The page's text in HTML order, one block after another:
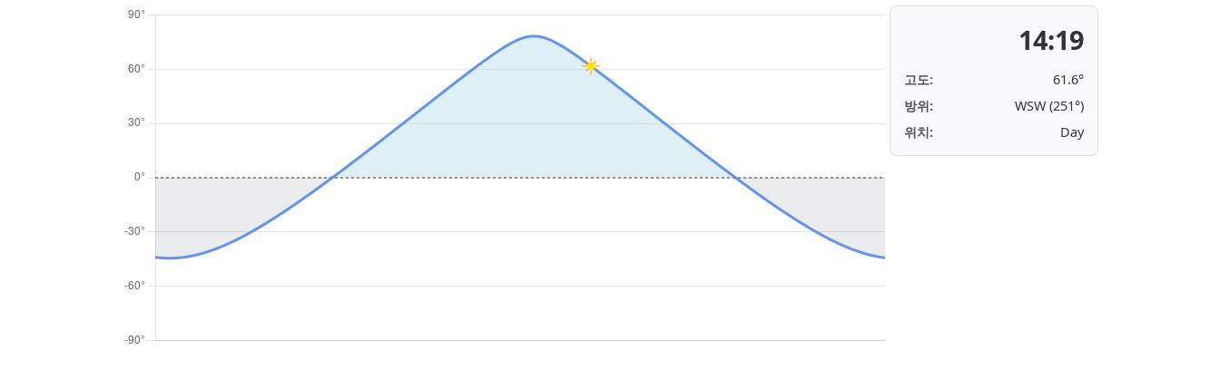
14:19
고도:
61.6°
방위:
WSW (251°)
위치:
Day